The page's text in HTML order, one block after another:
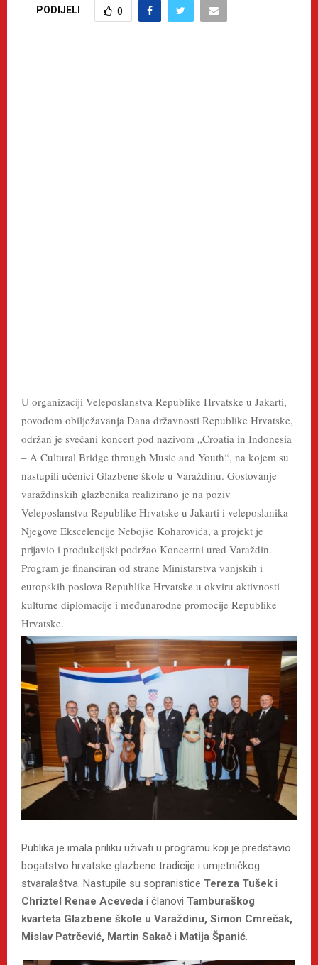
PODIJELI 0
U organizaciji Veleposlanstva Republike Hrvatske u Jakarti,
povodom obilježavanja Dana državnosti Republike Hrvatske,
održan je svečani koncert pod nazivom „Croatia in Indonesia
– A Cultural Bridge through Music and Youth“, na kojem su
nastupili učenici Glazbene škole u Varaždinu. Gostovanje
varaždinskih glazbenika realizirano je na poziv
Veleposlanstva Republike Hrvatske u Jakarti i veleposlanika
Njegove Ekscelencije Nebojše Koharovića, a projekt je
prijavio i produkcijski podržao Koncertni ured Varaždin.
Program je financiran od strane Ministarstva vanjskih i
europskih poslova Republike Hrvatske u okviru aktivnosti
kulturne diplomacije i međunarodne promocije Republike
Hrvatske.
Publika je imala priliku uživati u programu koji je predstavio
bogatstvo hrvatske glazbene tradicije i umjetničkog
stvaralaštva. Nastupile su sopranistice Tereza Tušek i
Chriztel Renae Aceveda i članovi Tamburaškog
kvarteta Glazbene škole u Varaždinu, Simon Cmrečak,
Mislav Patrčević, Martin Sakač i Matija Španić.